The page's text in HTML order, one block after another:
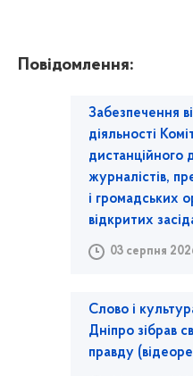
Повідомлення:
Забезпечення
діяльності
дистанційного
журналістів,
і громадських
відкритих
03 серпня
Слово і
Дніпро зібрав
правду